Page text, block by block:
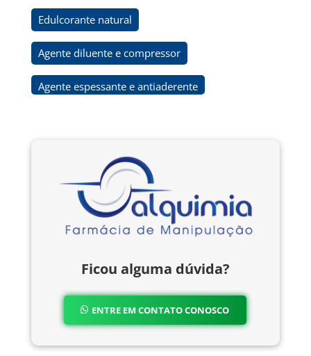
Edulcorante natural
Agente diluente e compressor
Agente espessante e antiaderente
Ficou alguma dúvida?
ENTRE EM CONTATO CONOSCO